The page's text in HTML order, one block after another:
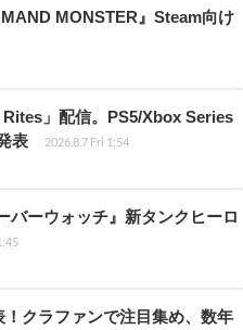
MONSTER』Steam向け
Rites」配信。PS5/Xbox Series
表
2026.8.7 Fri 1:54
バーウォッチ』新タンクヒーロ
クラファンで注目集め、数年